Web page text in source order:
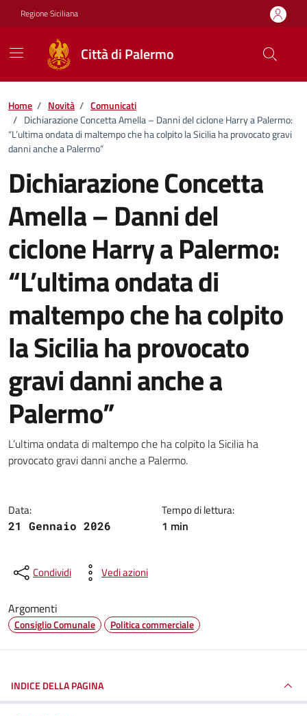
Vai ai contenuti
Vai al footer
Regione Siciliana
Città di Palermo
Home / Novità / Comunicati
/ Dichiarazione Concetta Amella – Danni del ciclone Harry a Palermo:
“L’ultima ondata di maltempo che ha colpito la Sicilia ha provocato gravi
danni anche a Palermo”
Dichiarazione Concetta
Amella – Danni del
ciclone Harry a Palermo:
“L’ultima ondata di
maltempo che ha colpito
la Sicilia ha provocato
gravi danni anche a
Palermo”
Dettagli della notizia
L’ultima ondata di maltempo che ha colpito la Sicilia ha
provocato gravi danni anche a Palermo.
Data:
21 Gennaio 2026
Tempo di lettura:
1 min
Condividi Vedi azioni
Argomenti
Consiglio Comunale Politica commerciale
INDICE DELLA PAGINA